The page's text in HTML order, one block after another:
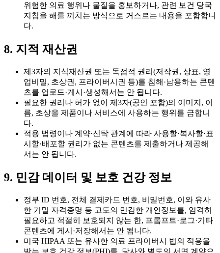
위험한 의료 행위나 물질을 홍보하거나, 관련 보건 당국
지침을 해를 끼치는 방식으로 거스르는 내용을 포함합니
다.
8. 지적 재산권
제3자의 지식재산권 또는 독점적 권리(저작권, 상표, 영
업비밀, 초상권, 프라이버시권 등)를 침해·남용하는 콘텐
츠를 업로드·게시·생성해서는 안 됩니다.
필요한 권리나 허가 없이 제3자(공인 포함)의 이미지, 이
름, 초상을 제품이나 서비스에 사용하는 행위를 금합니
다.
적용 법령이나 계약·신탁 관계에 따라 사용할·복사할·표
시할·배포할 권리가 없는 콘텐츠를 제출하거나 제공해
서는 안 됩니다.
9. 민감 데이터 및 보호 건강 정보
정부 ID 번호, 전체 결제카드 번호, 비밀번호, 이와 유사
한 기밀 자격증명 등 고도의 민감한 개인정보를, 엄격히
필요하고 적절히 보호되지 않는 한, 프롬프트·로그·기타
콘텐츠에 게시·저장해서는 안 됩니다.
미국 HIPAA 또는 유사한 의료 프라이버시 법의 적용을
받는 보호 건강 정보(PHI)를, 당사와 별도의 서면 계약으